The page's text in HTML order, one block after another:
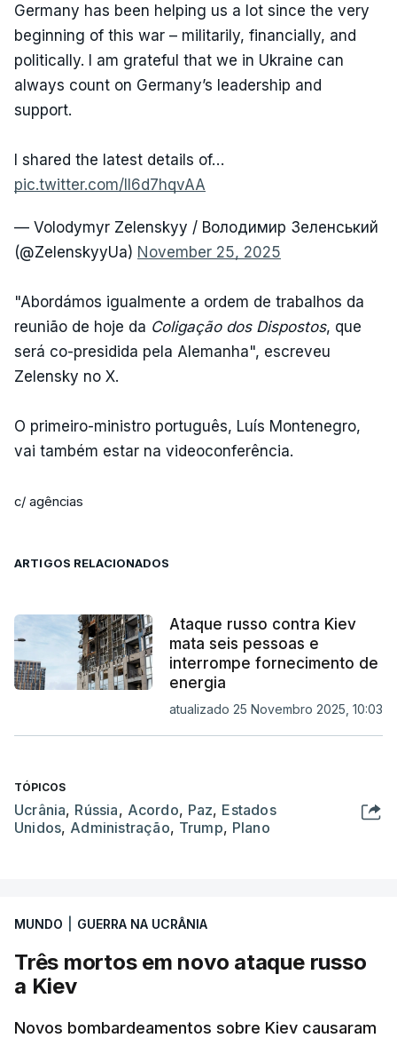
Germany has been helping us a lot since the very
beginning of this war – militarily, financially, and
politically. I am grateful that we in Ukraine can
always count on Germany’s leadership and
support.
I shared the latest details of…
pic.twitter.com/II6d7hqvAA
— Volodymyr Zelenskyy / Володимир Зеленський
(@ZelenskyyUa) November 25, 2025
"Abordámos igualmente a ordem de trabalhos da
reunião de hoje da Coligação dos Dispostos, que
será co-presidida pela Alemanha", escreveu
Zelensky no X.
O primeiro-ministro português, Luís Montenegro,
vai também estar na videoconferência.
c/ agências
ARTIGOS RELACIONADOS
Ataque russo contra Kiev
mata seis pessoas e
interrompe fornecimento de
energia
atualizado 25 Novembro 2025, 10:03
TÓPICOS
Ucrânia, Rússia, Acordo, Paz, Estados
Unidos, Administração, Trump, Plano
MUNDO GUERRA NA UCRÂNIA
Três mortos em novo ataque russo
a Kiev
Novos bombardeamentos sobre Kiev causaram